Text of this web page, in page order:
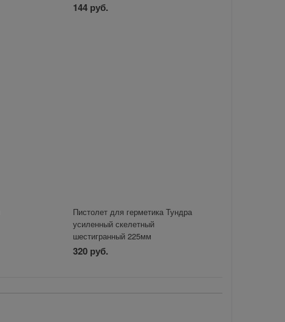
144 руб.
Пистолет для герметика Тундра
усиленный скелетный
шестигранный 225мм
320 руб.